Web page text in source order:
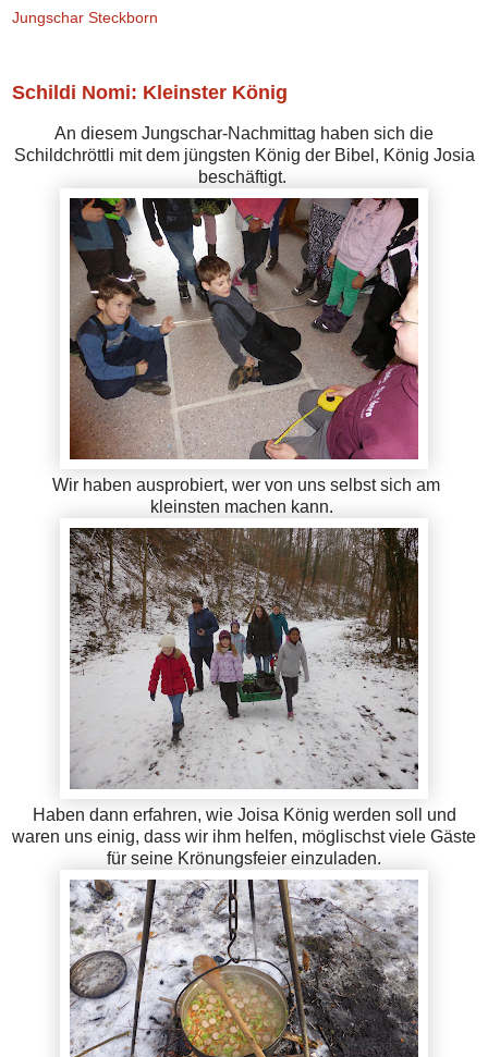
Jungschar Steckborn
Schildi Nomi: Kleinster König
An diesem Jungschar-Nachmittag haben sich die
Schildchröttli mit dem jüngsten König der Bibel, König Josia
beschäftigt.
Wir haben ausprobiert, wer von uns selbst sich am
kleinsten machen kann.
Haben dann erfahren, wie Joisa König werden soll und
waren uns einig, dass wir ihm helfen, möglischst viele Gäste
für seine Krönungsfeier einzuladen.